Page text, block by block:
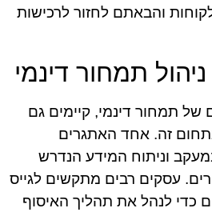
והבאתם לחזור לרכישות
תמחור דינמי
של תמחור דינמי, קיימים גם
זה. אחד האתגרים
וניתוח המידע הנדרש
עסקים רבים מתקשים לגייס
כדי לנהל את תהליך האיסוף